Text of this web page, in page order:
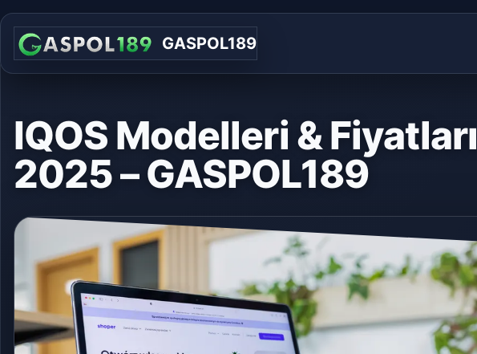
GASPOL189
IQOS Modelleri & Fiyatları
2025 – GASPOL189